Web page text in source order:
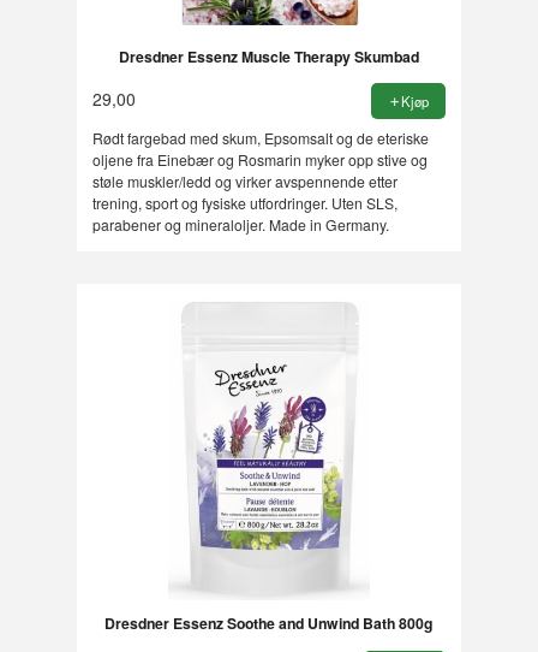
Dresdner Essenz Muscle Therapy Skumbad
29,00 Kjøp
Rødt fargebad med skum, Epsomsalt og de eteriske
oljene fra Einebær og Rosmarin myker opp stive og
støle muskler/ledd og virker avspennende etter
trening, sport og fysiske utfordringer. Uten SLS,
parabener og mineraloljer. Made in Germany.
Dresdner Essenz Soothe and Unwind Bath 800g